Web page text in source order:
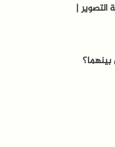
التصوير |